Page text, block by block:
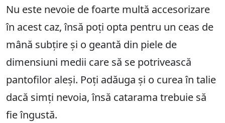
Nu este nevoie de foarte multă accesorizare
în acest caz, însă poți opta pentru un ceas de
mână subțire și o geantă din piele de
dimensiuni medii care să se potrivească
pantofilor aleși. Poți adăuga și o curea în talie
dacă simți nevoia, însă catarama trebuie să
fie îngustă.